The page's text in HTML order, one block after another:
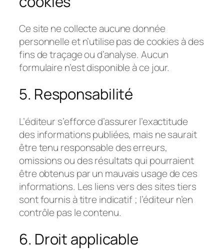
Ce site ne collecte aucune donnée
personnelle et n’utilise pas de cookies à des
fins de traçage ou d’analyse. Aucun
formulaire n’est disponible à ce jour.
5. Responsabilité
L’éditeur s’efforce d’assurer l’exactitude
des informations publiées, mais ne saurait
être tenu responsable des erreurs,
omissions ou des résultats qui pourraient
être obtenus par un mauvais usage de ces
informations. Les liens vers des sites tiers
sont fournis à titre indicatif ; l’éditeur n’en
contrôle pas le contenu.
6. Droit applicable